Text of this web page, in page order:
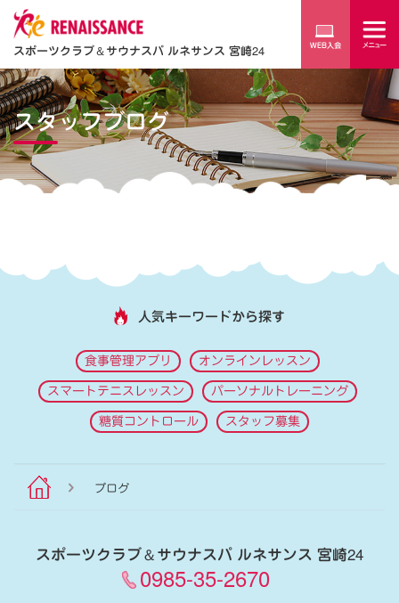
スポーツクラブ＆サウナスパ ルネサンス 宮崎24
スタッフブログ
人気キーワードから探す
食事管理アプリ オンラインレッスン
スマートテニスレッスン パーソナルトレーニング
糖質コントロール スタッフ募集
ブログ
スポーツクラブ＆サウナスパ ルネサンス 宮崎24
0985-35-2670